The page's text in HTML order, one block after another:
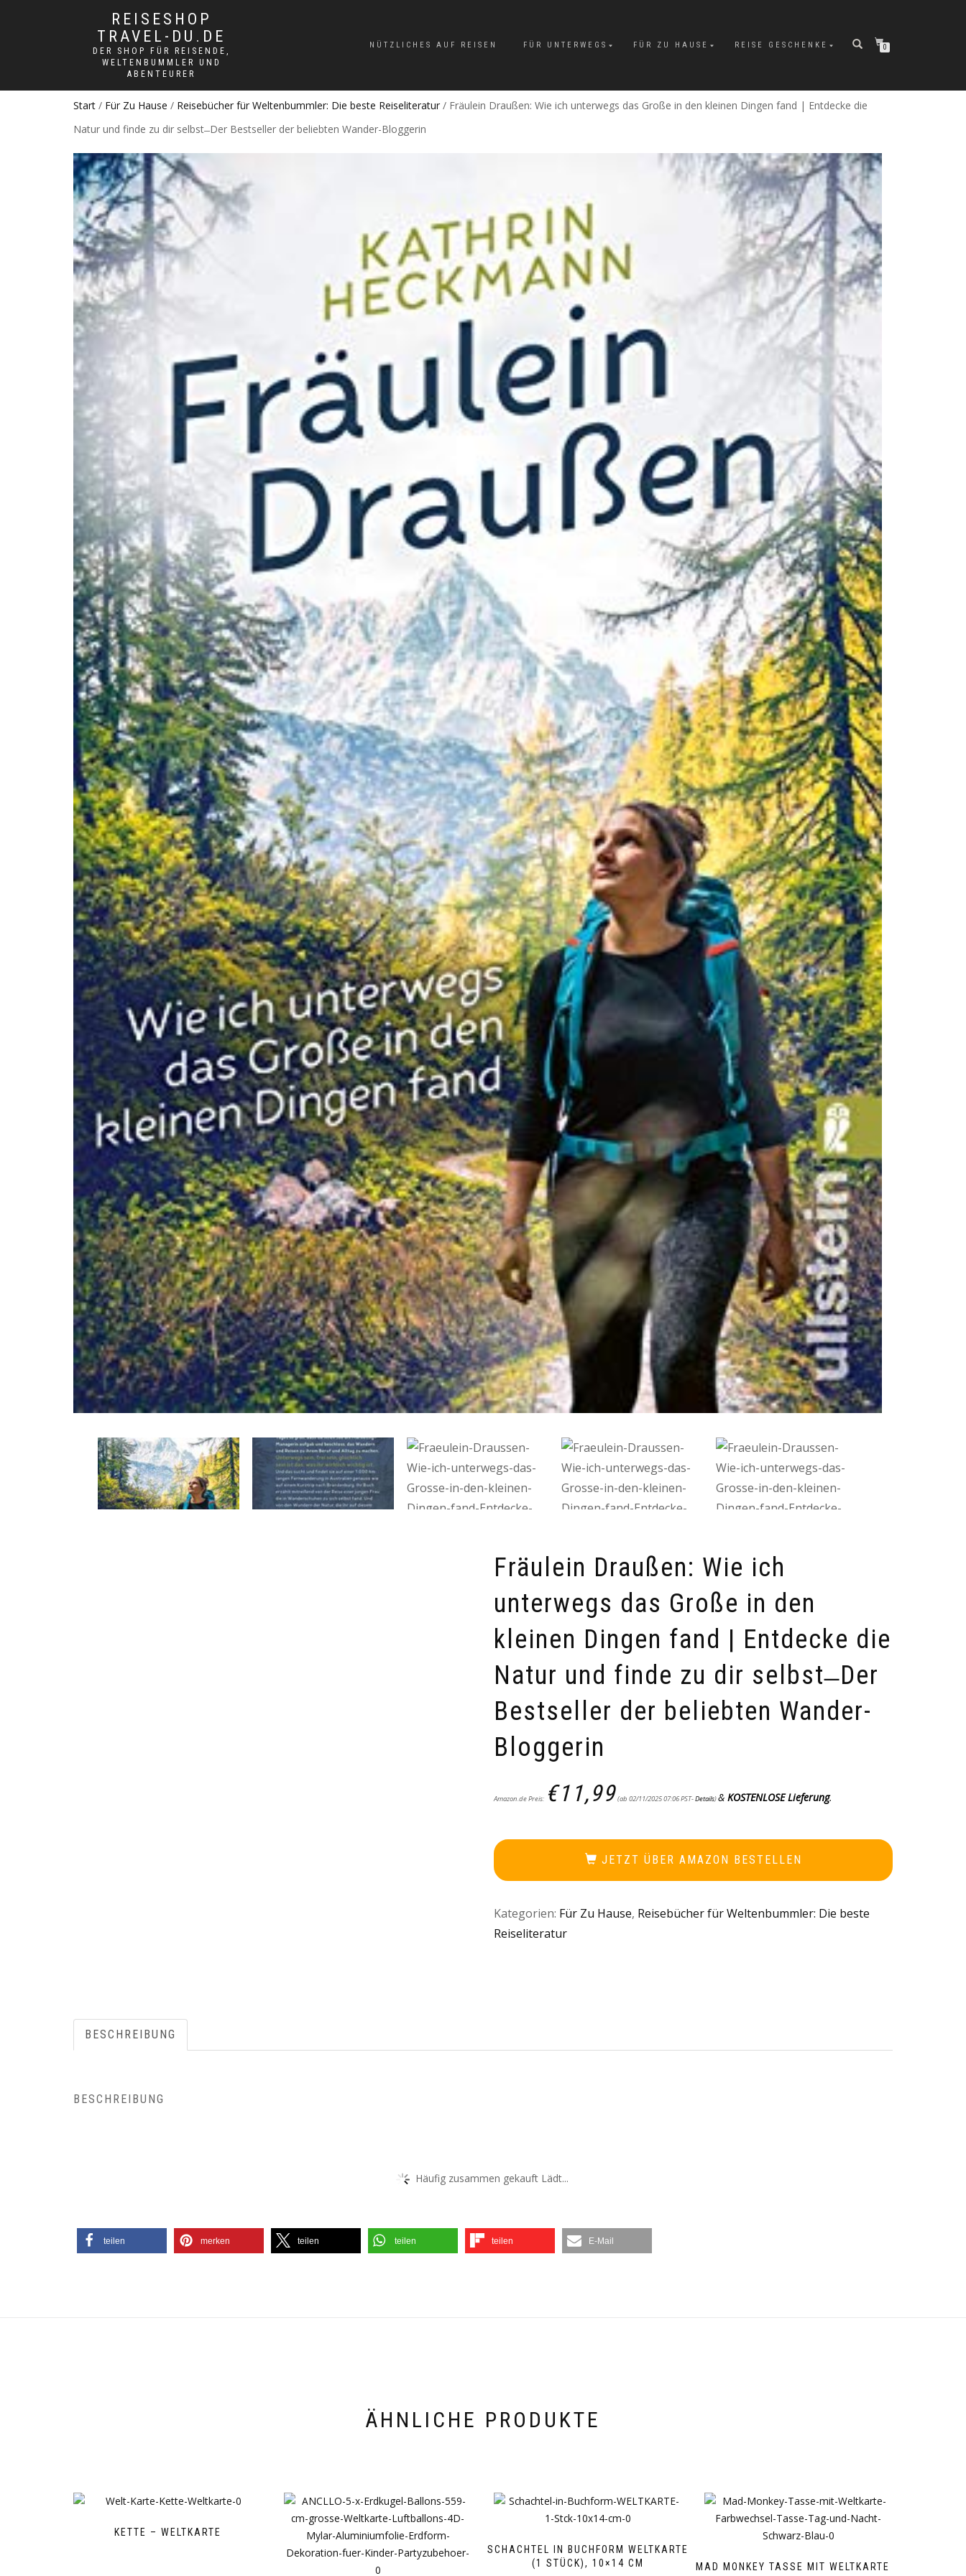
REISESHOP
TRAVEL-DU.DE
DER SHOP FÜR REISENDE,
WELTENBUMMLER UND
ABENTEURER
NÜTZLICHES AUF REISEN FÜR UNTERWEGS FÜR ZU HAUSE REISE GESCHENKE 0
Start / Für Zu Hause / Reisebücher für Weltenbummler: Die beste Reiseliteratur / Fräulein Draußen: Wie ich unterwegs das Große in den kleinen Dingen fand | Entdecke die
Natur und finde zu dir selbst ̶ Der Bestseller der beliebten Wander-Bloggerin
Fräulein Draußen: Wie ich
unterwegs das Große in den
kleinen Dingen fand | Entdecke die
Natur und finde zu dir selbst ̶ Der
Bestseller der beliebten Wander-
Bloggerin
Amazon.de Preis: €11,99(ab 02/11/2025 07:06 PST-Details)& KOSTENLOSE Lieferung.
JETZT ÜBER AMAZON BESTELLEN
Kategorien: Für Zu Hause, Reisebücher für Weltenbummler: Die beste
Reiseliteratur
BESCHREIBUNG
BESCHREIBUNG
Häufig zusammen gekauft Lädt...
teilen merken teilen teilen teilen E-Mail
ÄHNLICHE PRODUKTE
KETTE – WELTKARTE
SCHACHTEL IN BUCHFORM WELTKARTE
(1 STÜCK), 10×14 CM
MAD MONKEY TASSE MIT WELTKARTE –